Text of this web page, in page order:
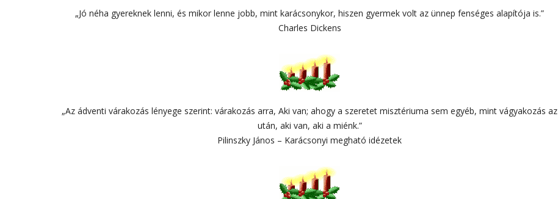
„Jó néha gyereknek lenni, és mikor lenne jobb, mint karácsonykor, hiszen gyermek volt az ünnep fenséges alapítója is.”
Charles Dickens
„Az ádventi várakozás lényege szerint: várakozás arra, Aki van; ahogy a szeretet misztériuma sem egyéb, mint vágyakozás az
után, aki van, aki a miénk.”
Pilinszky János – Karácsonyi megható idézetek